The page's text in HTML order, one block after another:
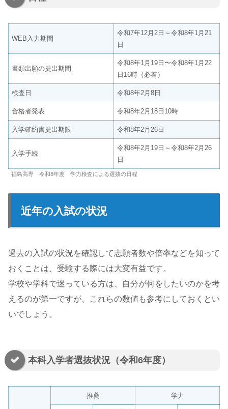
WEB入力期間
令和7年12月2日～令和8年1月21
日
書類出願の提出期間
令和8年1月19日〜令和8年1月22
日16時（必着）
検査日 令和8年2月8日
合格者発表 令和8年2月18日10時
入学確約書提出期限 令和8年2月26日
入学手続
令和8年2月19日～令和8年2月26
日
福島高専 令和8年度 学力検査による選抜の日程
近年の入試の状況
過去の入試の状況を確認して志願者数や倍率などを知って
おくことは、受験する際には大変有益です。
学校や学科で迷っている方は、自分が何をしたいのかを考
えるのが第一ですが、これらの数値も参考にしておくとい
いでしょう。
本科入学者選抜状況（令和6年度）
推薦 学力